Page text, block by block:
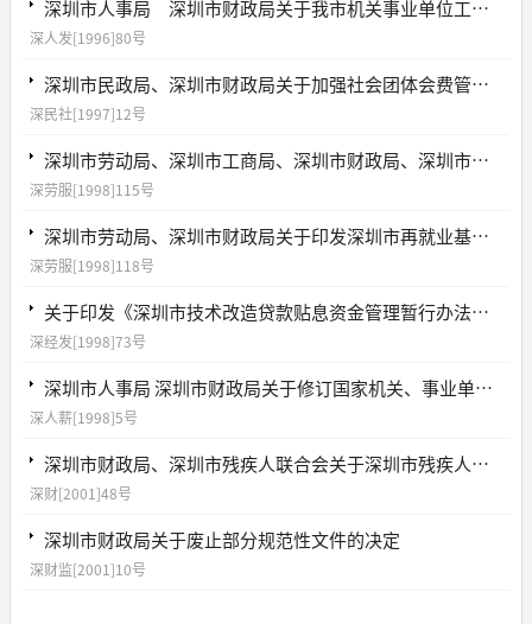
深圳市人事局 深圳市财政局关于我市机关事业单位工资制度改革后工作人员假期工资待遇问题的通知
深人发[1996]80号
深圳市民政局、深圳市财政局关于加强社会团体会费管理有关问题的通知
深民社[1997]12号
深圳市劳动局、深圳市工商局、深圳市财政局、深圳市地方税务局关于印发深圳市促进国有企业下岗员工及失业员工再就业若干规定的通知
深劳服[1998]115号
深圳市劳动局、深圳市财政局关于印发深圳市再就业基金管理办法的通知
深劳服[1998]118号
关于印发《深圳市技术改造贷款贴息资金管理暂行办法》的通知
深经发[1998]73号
深圳市人事局 深圳市财政局关于修订国家机关、事业单位工作人员遗属生活困难补助标准有关问题的通知
深人薪[1998]5号
深圳市财政局、深圳市残疾人联合会关于深圳市残疾人就业保障金收支管理的补充通知
深财[2001]48号
深圳市财政局关于废止部分规范性文件的决定
深财监[2001]10号